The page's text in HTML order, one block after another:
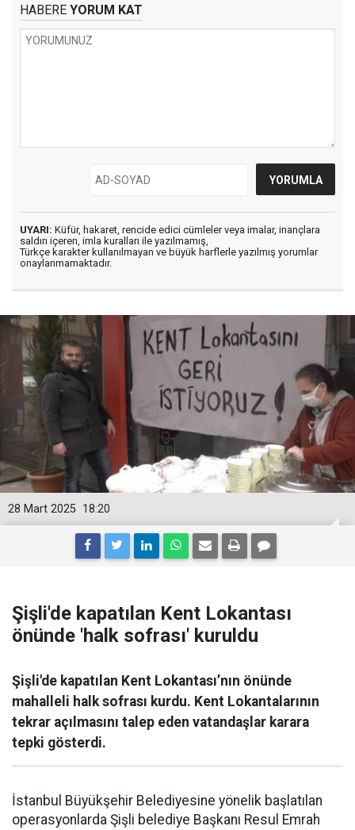
HABERE YORUM KAT
UYARI: Küfür, hakaret, rencide edici cümleler veya imalar, inançlara
saldırı içeren, imla kuralları ile yazılmamış,
Türkçe karakter kullanılmayan ve büyük harflerle yazılmış yorumlar
onaylanmamaktadır.
18:20
28 Mart 2025
Şişli'de kapatılan Kent Lokantası
önünde 'halk sofrası' kuruldu
Şişli'de kapatılan Kent Lokantası’nın önünde
mahalleli halk sofrası kurdu. Kent Lokantalarının
tekrar açılmasını talep eden vatandaşlar karara
tepki gösterdi.
İstanbul Büyükşehir Belediyesine yönelik başlatılan
operasyonlarda Şişli belediye Başkanı Resul Emrah